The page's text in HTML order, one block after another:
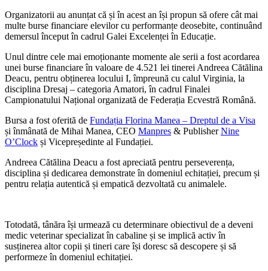
Organizatorii au anunțat că și în acest an își propun să ofere cât mai
multe burse financiare elevilor cu performanțe deosebite, continuând
demersul început în cadrul Galei Excelenței în Educație.
Unul dintre cele mai emoționante momente ale serii a fost acordarea
unei burse financiare în valoare de 4.521 lei tinerei Andreea Cătălina
Deacu, pentru obținerea locului I, împreună cu calul Virginia, la
disciplina Dresaj – categoria Amatori, în cadrul Finalei
Campionatului Național organizată de Federația Ecvestră Română.
Bursa a fost oferită de Fundația Florina Manea – Dreptul de a Visa
și înmânată de Mihai Manea, CEO Manpres & PublisherNine
O’Clock și Vicepreședinte al Fundației.
Andreea Cătălina Deacu a fost apreciată pentru perseverența,
disciplina și dedicarea demonstrate în domeniul echitației, precum și
pentru relația autentică și empatică dezvoltată cu animalele.
Totodată, tânăra își urmează cu determinare obiectivul de a deveni
medic veterinar specializat în cabaline și se implică activ în
susținerea altor copii și tineri care își doresc să descopere și să
performeze în domeniul echitației.